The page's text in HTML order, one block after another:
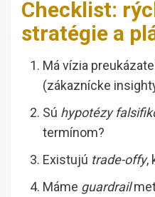
Checklist:
stratégie a
Má vízia
(zákaznícke
Sú hypotézy
termínom?
Existujú trade-offy,
Máme guardrail